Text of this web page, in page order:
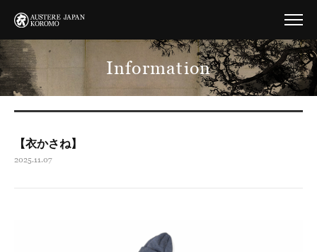
Information
【衣かさね】
2025.11.07